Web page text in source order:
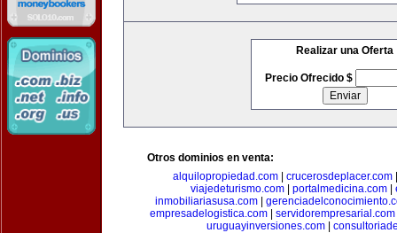
Realizar una Oferta
Precio Ofrecido $
Otros dominios en venta:
alquilopropiedad.com| crucerosdeplacer.com
viajedeturismo.com
portalmedicina.com
inmobiliariasusa.com
empresadelogistica.com| servidorempresarial.com
uruguayinversiones.com